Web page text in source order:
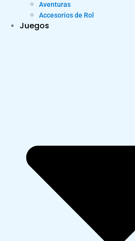
Aventuras
Accesorios de Rol
Juegos